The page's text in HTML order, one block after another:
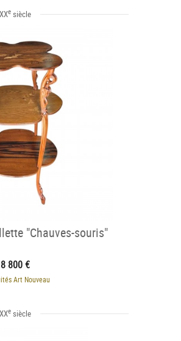
XXe siècle
"Chauves-souris"
8 800 €
Art Nouveau
XXe siècle